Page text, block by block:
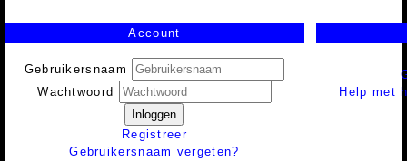
Account
Gebruikersnaam
Wachtwoord
Inloggen
Registreer
Gebruikersnaam vergeten?
Help met